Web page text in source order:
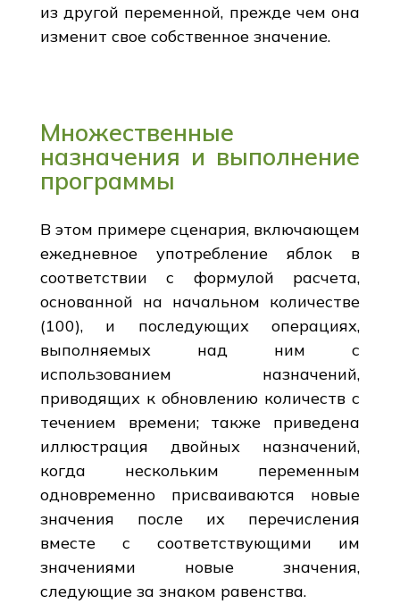
из другой переменной, прежде чем она
изменит свое собственное значение.
Множественные
назначения и выполнение
программы
В этом примере сценария, включающем
ежедневное употребление яблок в
соответствии с формулой расчета,
основанной на начальном количестве
(100), и последующих операциях,
выполняемых над ним с
использованием назначений,
приводящих к обновлению количеств с
течением времени; также приведена
иллюстрация двойных назначений,
когда нескольким переменным
одновременно присваиваются новые
значения после их перечисления
вместе с соответствующими им
значениями новые значения,
следующие за знаком равенства.